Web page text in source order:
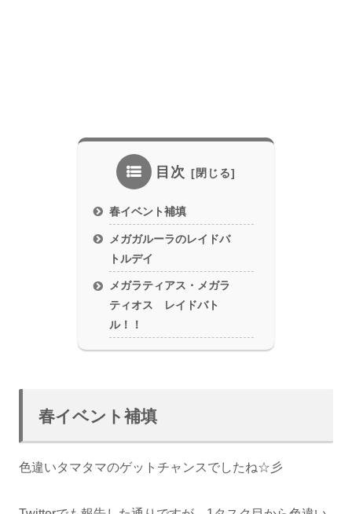
目次
春イベント補填
メガガルーラのレイドバ
トルデイ
メガラティアス・メガラ
ティオス レイドバト
ル！！
春イベント補填
色違いタマタマのゲットチャンスでしたね☆彡